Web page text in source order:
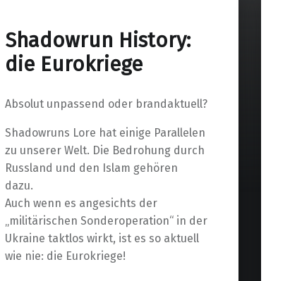
Shadowrun History:
die Eurokriege
Absolut unpassend oder brandaktuell?
Shadowruns Lore hat einige Parallelen
zu unserer Welt. Die Bedrohung durch
Russland und den Islam gehören
dazu.
Auch wenn es angesichts der
„militärischen Sonderoperation“ in der
Ukraine taktlos wirkt, ist es so aktuell
wie nie: die Eurokriege!